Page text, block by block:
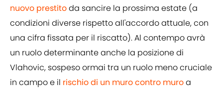
nuovo prestitoda sancire la prossima estate (a
condizioni diverse rispetto all'accordo attuale, con
una cifra fissata per il riscatto). Al contempo avrà
un ruolo determinante anche la posizione di
Vlahovic, sospeso ormai tra un ruolo meno cruciale
in campo e il rischio di un muro contro muroa